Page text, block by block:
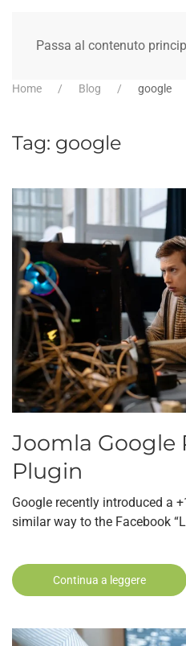
Passa al contenuto
Home Blog google
Tag: google
Joomla Google
Plugin
Google recently introduced a
similar way to the Facebook
Continua a leggere